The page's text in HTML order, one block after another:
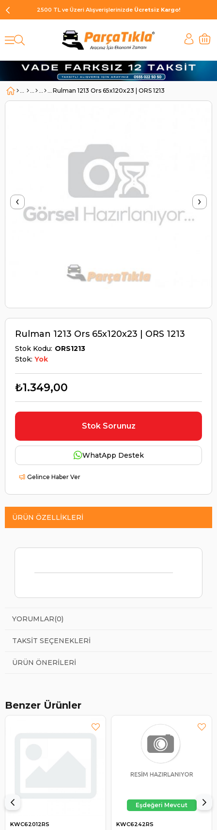
2500 TL ve Üzeri Alışverişlerinizde Ücretsiz Kargo!
Rulman 1213 Ors 65x120x23 | ORS 1213
‹ ›
Rulman 1213 Ors 65x120x23 | ORS 1213
Stok Kodu ORS1213
Stok: Yok
₺1.349,00
Stok Sorunuz
WhatApp Destek
Gelince Haber Ver
ÜRÜN ÖZELLIKLERI
YORUMLAR(0)
TAKSIT SEÇENEKLERI
ÜRÜN ÖNERILERI
Benzer Ürünler
KWC62012RS KWC6242RS